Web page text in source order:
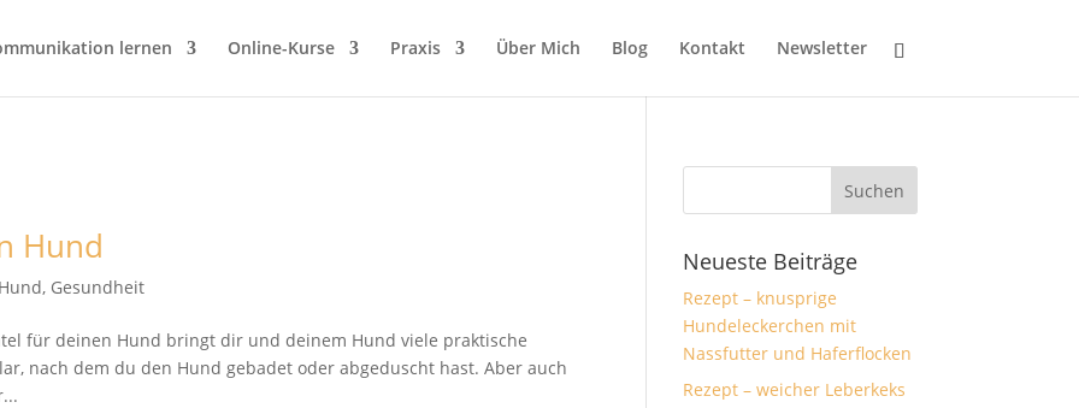
lernen Online-Kurse Praxis Über Mich Blog Kontakt Newsletter
Hund
, Gesundheit
für deinen Hund bringt dir und deinem Hund viele praktische
nach dem du den Hund gebadet oder abgeduscht hast. Aber auch
Neueste Beiträge
Rezept – knusprige
Hundeleckerchen mit
Nassfutter und Haferflocken
Rezept – weicher Leberkeks